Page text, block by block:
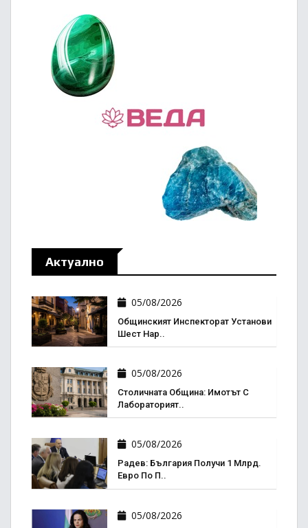
Актуално
05/08/2026
Общинският Инспекторат Установи
Шест Нар..
05/08/2026
Столичната Община: Имотът С
Лабораторият..
05/08/2026
Радев: България Получи 1 Млрд.
Евро По П..
05/08/2026